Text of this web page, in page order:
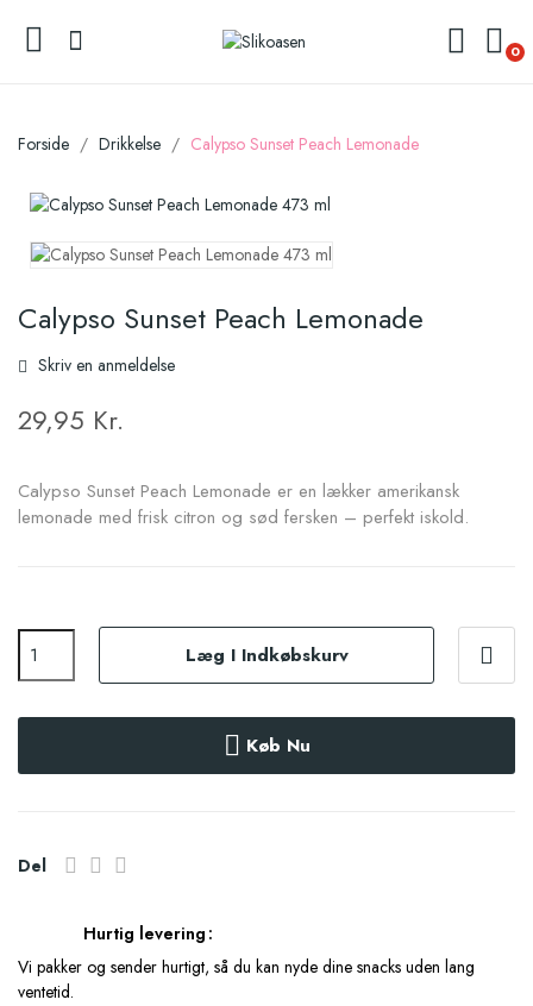
0
Forside Drikkelse Calypso Sunset Peach Lemonade
Calypso Sunset Peach Lemonade
Skriv en anmeldelse
29,95 Kr.
Calypso Sunset Peach Lemonade er en lækker amerikansk
lemonade med frisk citron og sød fersken – perfekt iskold.
Læg I Indkøbskurv
Køb Nu
Del
Hurtig levering
Vi pakker og sender hurtigt, så du kan nyde dine snacks uden lang
ventetid.